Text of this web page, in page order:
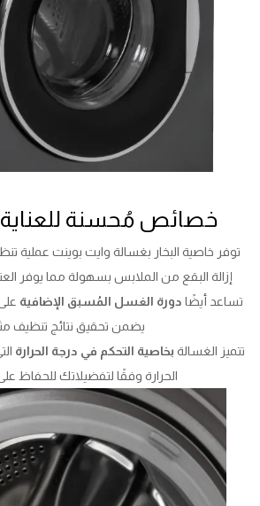
خصائص مُحسنة
توفر خاصية البخار بغسالة وايت بوينت عملية
إزالة البقع من الملابس بسهولة مما يوفر
تساعد أيضًا دورة الغسل المُسبق الإضافية
يضمن تحقيق نتائج تنظيف
تتميز الغسالة بخاصية التحكم في درجة الحرارة
الحرارة وفقًا لتفضيلاتك للحفاظ